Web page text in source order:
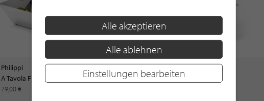
Philippi
A Tavola Frucht- / Brotkorb
79,00 €
Philippi
A Tavola Besteckhalter
Alle akzeptieren
Alle ablehnen
Einstellungen bearbeiten